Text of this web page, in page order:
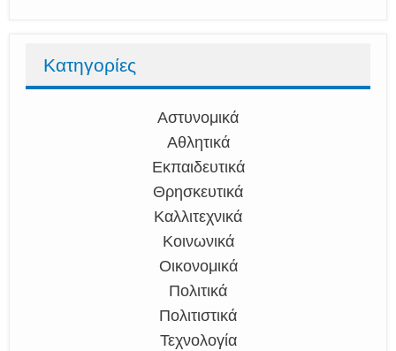
Κατηγορίες
Αστυνομικά
Αθλητικά
Εκπαιδευτικά
Θρησκευτικά
Καλλιτεχνικά
Κοινωνικά
Οικονομικά
Πολιτικά
Πολιτιστικά
Τεχνολογία